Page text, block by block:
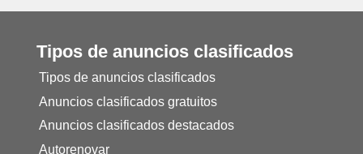
Tipos de anuncios clasificados
Tipos de anuncios clasificados
Anuncios clasificados gratuitos
Anuncios clasificados destacados
Autorenovar